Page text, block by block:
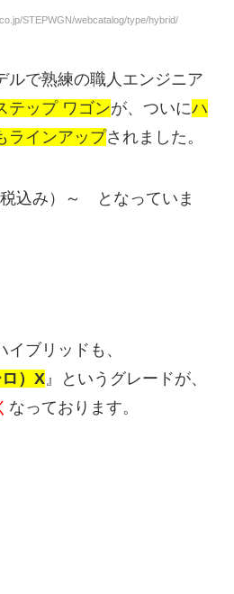
STEPWGN/webcatalog/type/hybrid/
ルで熟練の職人エンジニア
テップ ワゴンが、ついにハ
ラインアップされました。
税込み）
～ となっていま
ブリッドも、
）X』というグレードが、
なっております。